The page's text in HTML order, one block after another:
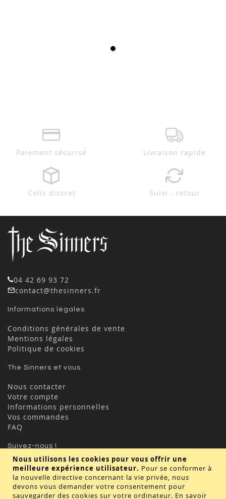
Nous utilisons les cookies pour vous offrir une
meilleure expérience utilisateur. Pour se conformer à
la nouvelle directive concernant la vie privée, nous
devons vous demander votre consentement pour
sauvegarder des cookies sur votre ordinateur. En savoir
Paiement sécurisé Livraison rapide
Colis discret Suivi - retour
04 42 69 93 72
contact@thesinners.fr
Informations légales
Conditions générales de vente
Mentions légales
Politique de cookies
The Sinners et vous
Nous contacter
Votre compte
Informations personnelles
Vos commandes
FAQ
Suivez-nous !